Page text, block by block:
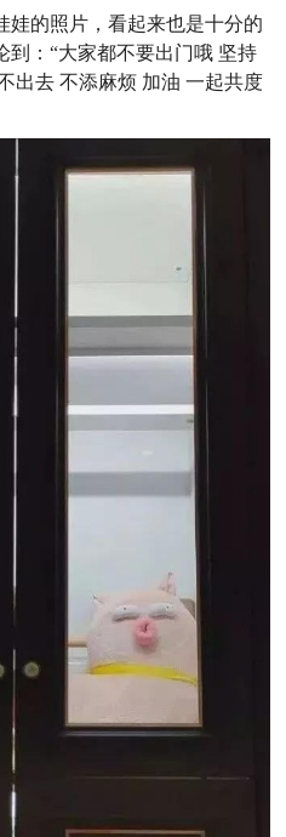
娃的照片，看起来也是十分的
到：“大家都不要出门哦 坚持
出去 不添麻烦 加油 一起共度